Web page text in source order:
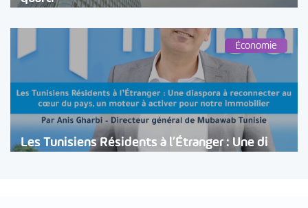
Économie
Les Tunisiens Résidents à l’Étranger : Une di